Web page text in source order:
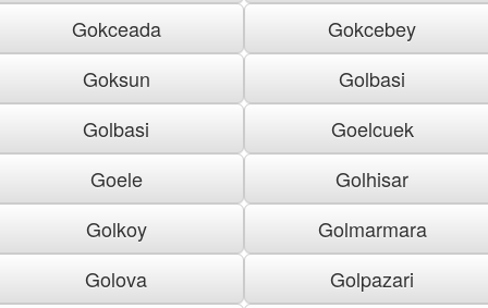
Gokceada
Gokcebey
Goksun
Golbasi
Golbasi
Goelcuek
Goele
Golhisar
Golkoy
Golmarmara
Golova
Golpazari